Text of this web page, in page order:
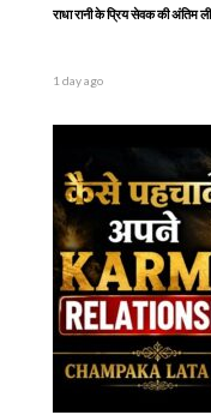
राधा रानी के प्रिय सेवक की
1 day ago